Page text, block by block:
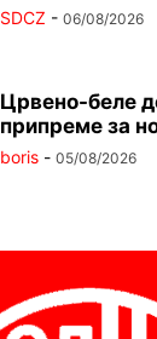
SDCZ - 06/08/2026
Црвено-беле
припреме за
boris - 05/08/2026